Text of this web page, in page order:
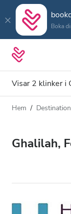
Boka
Visar 2 klinker i
Dialystyp
Alla
Avstånd
Hem
Ghalilah,